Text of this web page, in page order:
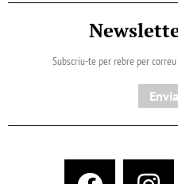
Subscriu-te per rebre per